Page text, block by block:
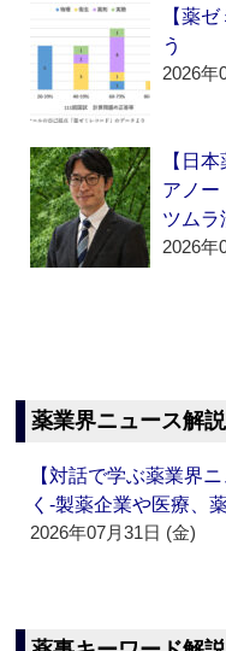
【薬
う
2026年
【日
アノ
ツム
2026年
薬業界ニュース解説
【対話で学ぶ薬業界
く‐製薬企業や医療、
2026年07月31日 (金)